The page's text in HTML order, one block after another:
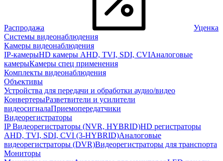
Распродажа
Уценка
Системы видеонаблюдения
Камеры видеонаблюдения
IP-камерыHD камеры AHD, TVI, SDI, CVIАналоговые
камерыКамеры спец применения
Комплекты видеонаблюдения
Объективы
Устройства для передачи и обработки аудио/видео
КонвертерыРазветвители и усилители
видеосигналаПриемопередатчики
Видеорегистраторы
IP Видеорегистраторы (NVR, HYBRID)HD регистраторы
AHD, TVI, SDI, CVI (3-HYBRID)Аналоговые
видеорегистраторы (DVR)Видеорегистраторы для транспорта
Мониторы